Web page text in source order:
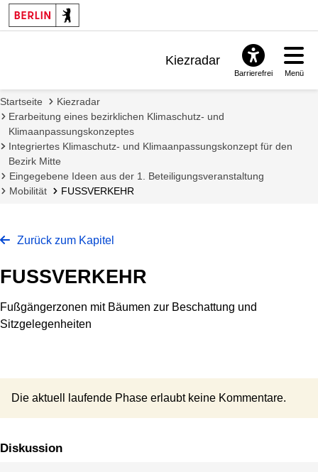
Kiezradar
Barrierefrei Menü
Startseite
Kiezradar
Erarbeitung eines bezirklichen Klimaschutz- und
Klimaanpassungskonzeptes
Integriertes Klimaschutz- und Klimaanpassungskonzept für den
Bezirk Mitte
Eingegebene Ideen aus der 1. Beteiligungsveranstaltung
Mobilität
FUSSVERKEHR
Zurück zum Kapitel
FUSSVERKEHR
Fußgängerzonen mit Bäumen zur Beschattung und
Sitzgelegenheiten
Die aktuell laufende Phase erlaubt keine Kommentare.
Diskussion